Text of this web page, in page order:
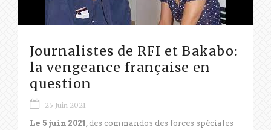
Journalistes de RFI et Bakabo:
la vengeance française en
question
25 Juin 2021
Le 5 juin 2021, des commandos des forces spéciales